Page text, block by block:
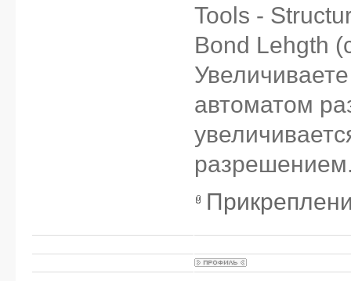
Tools -
Bond Lehgth
автоматом